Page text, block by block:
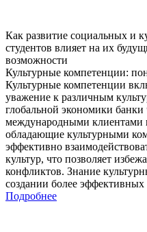
Как развитие социальных и
студентов влияет на их
возможности
Культурные компетенции:
Культурные компетенции
уважение к различным
глобальной экономики банки
международными клиентами
обладающие культурными
эффективно
культур, что позволяет
конфликтов. Знание
создании более
Подробнее